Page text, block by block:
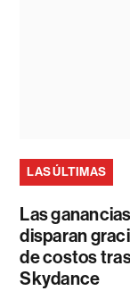
LAS ÚLTIMAS
Las
disparan
de costos
Skydance